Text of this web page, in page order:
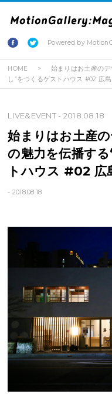
Powered by
HOME
始まりはお土産の
し”をつくるゲストハウス #02 広島
LIVE&EVENT - 2018.08.18
始まりはお土産
の魅力を伝播す
トハウス #02 広
- 2018.08.18